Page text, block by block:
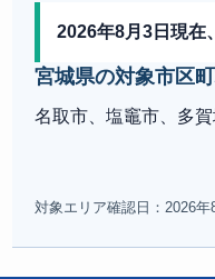
2026年8月3日現在
宮城県の対象市区
名取市、塩竈市、多
対象エリア確認日：2026